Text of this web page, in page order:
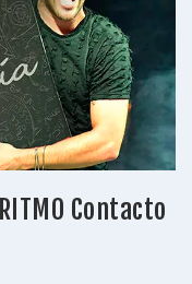
Contacto